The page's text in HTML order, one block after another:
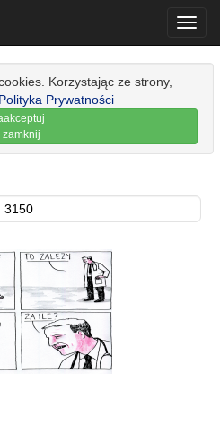
Korzystając ze strony,
Polityka Prywatności
zamknij
3150